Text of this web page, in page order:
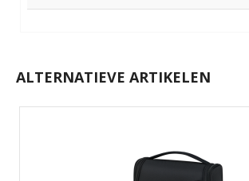
ALTERNATIEVE ARTIKELEN